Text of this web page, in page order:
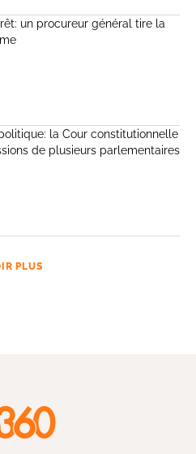
un procureur général tire la
la Cour constitutionnelle
de plusieurs parlementaires
PLUS